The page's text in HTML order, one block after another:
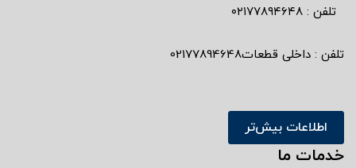
تلفن : ٠٢١٧٧٨٩٤٦٤٨
تلفن : داخلی قطعات02177894648
اطلاعات بیش‌تر
خدمات ما